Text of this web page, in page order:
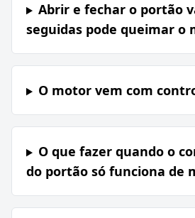
Abrir e fechar o portão
seguidas pode queimar o
O motor vem com
O que fazer quando o
do portão só funciona de